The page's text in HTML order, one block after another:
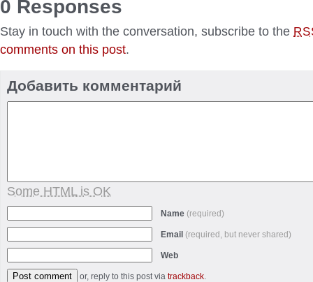
0 Responses
Stay in touch with the conversation, subscribe to the
comments on this post.
Добавить комментарий
Some HTML is OK
Name (required)
Email (required, but never shared)
Web
or, reply to this post via trackback.